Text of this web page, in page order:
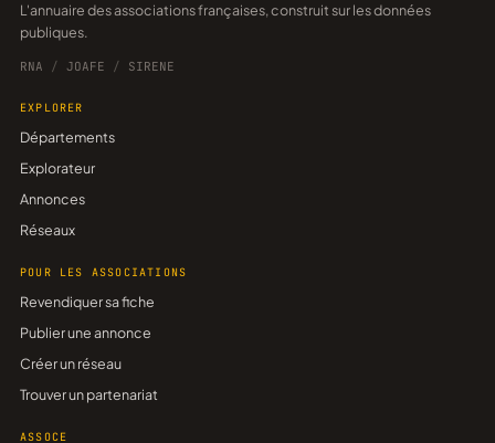
L'annuaire des associations françaises, construit sur les données
publiques.
RNA / JOAFE / SIRENE
EXPLORER
Départements
Explorateur
Annonces
Réseaux
POUR LES ASSOCIATIONS
Revendiquer sa fiche
Publier une annonce
Créer un réseau
Trouver un partenariat
ASSOCE